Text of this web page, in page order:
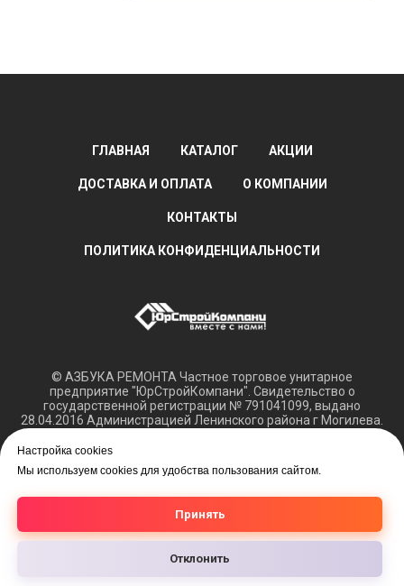
Настройка cookies
Мы используем cookies для удобства пользования сайтом.
Принять
Отклонить
ГЛАВНАЯ КАТАЛОГ АКЦИИ
ДОСТАВКА И ОПЛАТА О КОМПАНИИ
КОНТАКТЫ
ПОЛИТИКА КОНФИДЕНЦИАЛЬНОСТИ
© АЗБУКА РЕМОНТА Частное торговое унитарное
предприятие "ЮрСтройКомпани". Свидетельство о
государственной регистрации № 791041099, выдано
28.04.2016 Администрацией Ленинского района г Могилева.
Обращаем ваше внимание, что вся представленная
информация касающаяся технических характеристик,
офертой.